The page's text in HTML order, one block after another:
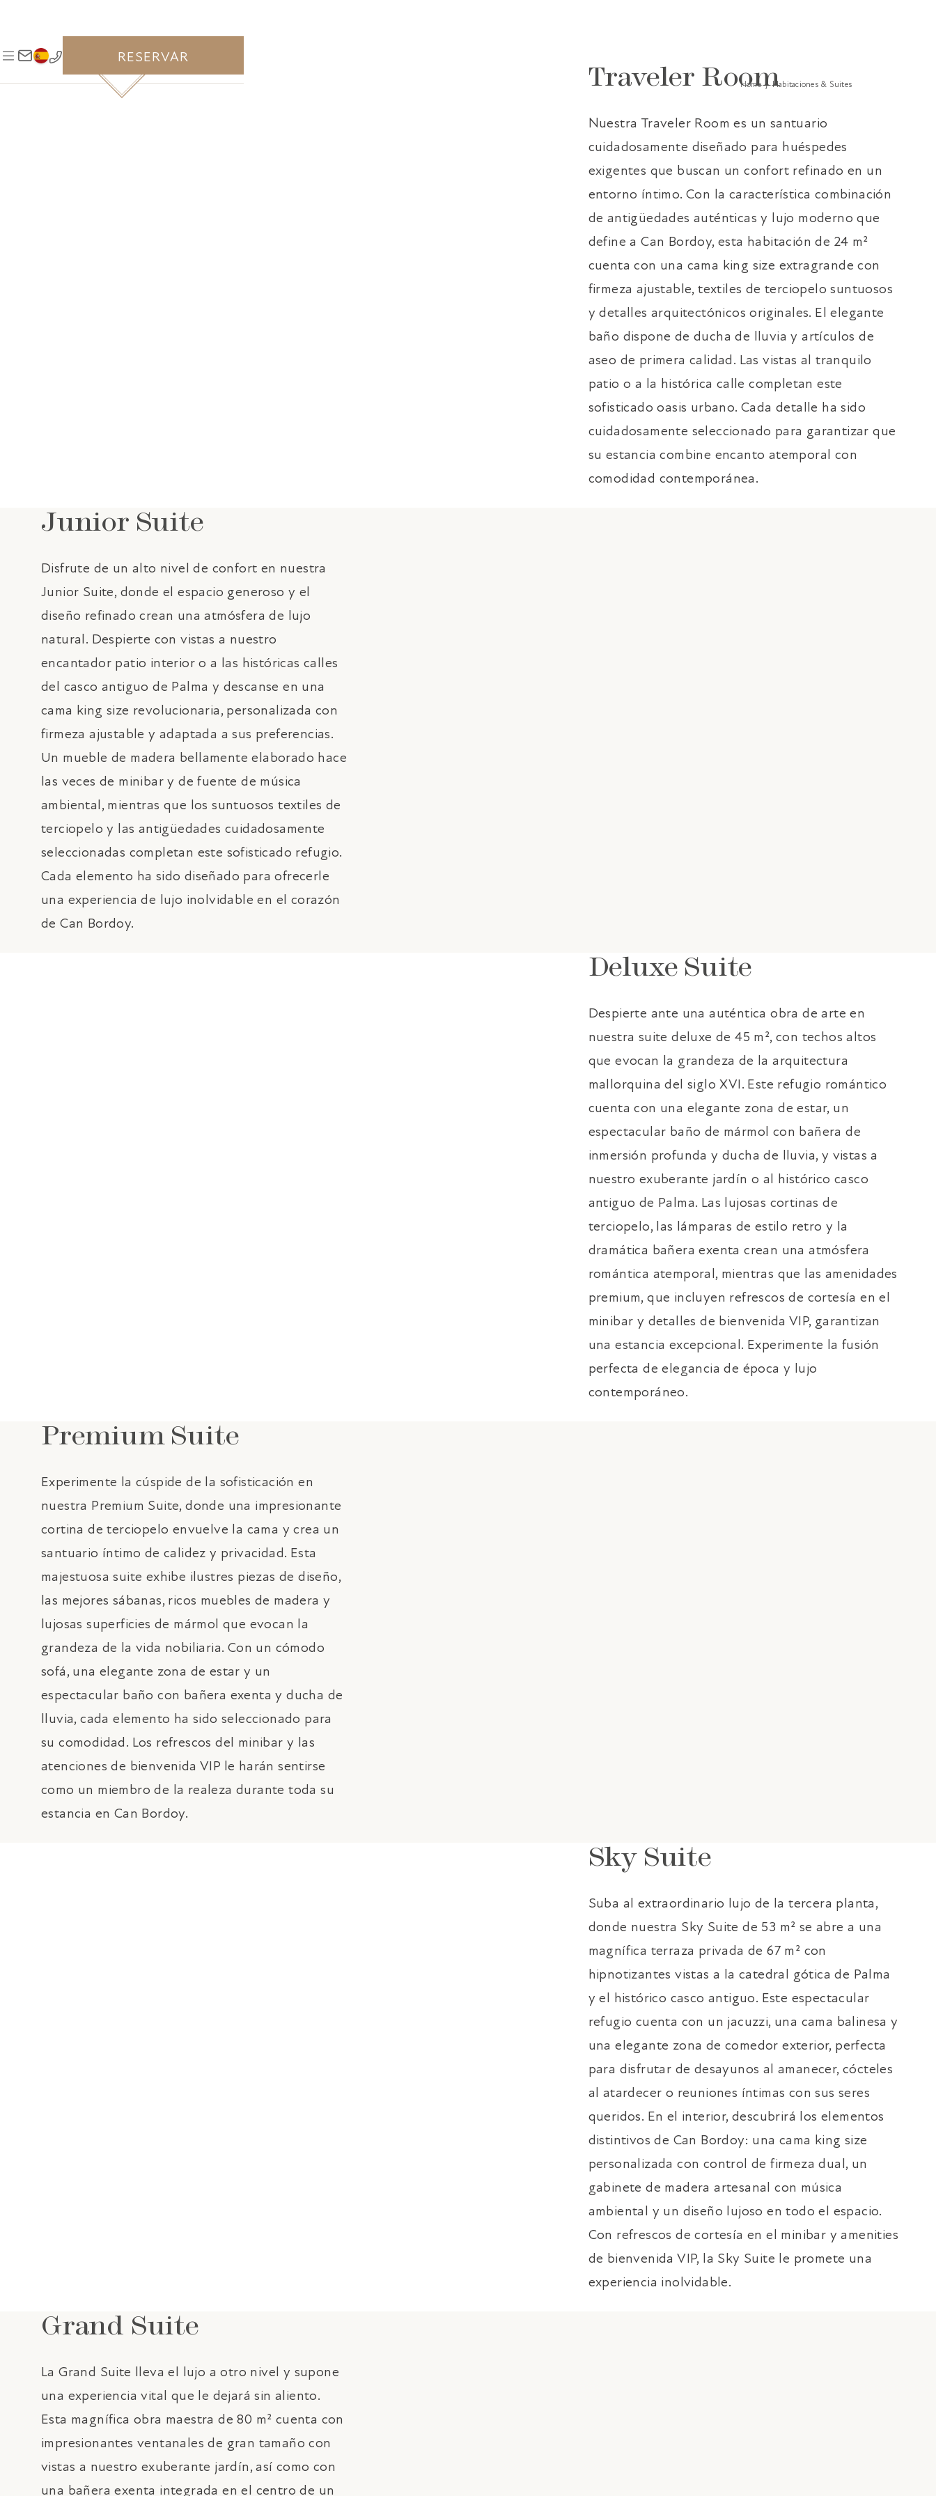
RESERVAR
Home Habitaciones & Suites
ALOJAMIENTO GALARDONADO EN EL QUE LOS TESOROS ANTIGUOS AUTÉNTICOS SE ENCUENTRAN CON EL
Traveler Room
Nuestra Traveler Room es un santuario
cuidadosamente diseñado para huéspedes
exigentes que buscan un confort refinado en un
entorno íntimo. Con la característica combinación
de antigüedades auténticas y lujo moderno que
define a Can Bordoy, esta habitación de 24 m²
cuenta con una cama king size extragrande con
firmeza ajustable, textiles de terciopelo suntuosos
y detalles arquitectónicos originales. El elegante
baño dispone de ducha de lluvia y artículos de
aseo de primera calidad. Las vistas al tranquilo
patio o a la histórica calle completan este
sofisticado oasis urbano. Cada detalle ha sido
cuidadosamente seleccionado para garantizar que
su estancia combine encanto atemporal con
comodidad contemporánea.
Junior Suite
Disfrute de un alto nivel de confort en nuestra
Junior Suite, donde el espacio generoso y el
diseño refinado crean una atmósfera de lujo
natural. Despierte con vistas a nuestro
encantador patio interior o a las históricas calles
del casco antiguo de Palma y descanse en una
cama king size revolucionaria, personalizada con
firmeza ajustable y adaptada a sus preferencias.
Un mueble de madera bellamente elaborado hace
las veces de minibar y de fuente de música
ambiental, mientras que los suntuosos textiles de
terciopelo y las antigüedades cuidadosamente
seleccionadas completan este sofisticado refugio.
Cada elemento ha sido diseñado para ofrecerle
una experiencia de lujo inolvidable en el corazón
de Can Bordoy.
Deluxe Suite
Despierte ante una auténtica obra de arte en
nuestra suite deluxe de 45 m², con techos altos
que evocan la grandeza de la arquitectura
mallorquina del siglo XVI. Este refugio romántico
cuenta con una elegante zona de estar, un
espectacular baño de mármol con bañera de
inmersión profunda y ducha de lluvia, y vistas a
nuestro exuberante jardín o al histórico casco
antiguo de Palma. Las lujosas cortinas de
terciopelo, las lámparas de estilo retro y la
dramática bañera exenta crean una atmósfera
romántica atemporal, mientras que las amenidades
premium, que incluyen refrescos de cortesía en el
minibar y detalles de bienvenida VIP, garantizan
una estancia excepcional. Experimente la fusión
perfecta de elegancia de época y lujo
contemporáneo.
Premium Suite
Experimente la cúspide de la sofisticación en
nuestra Premium Suite, donde una impresionante
cortina de terciopelo envuelve la cama y crea un
santuario íntimo de calidez y privacidad. Esta
majestuosa suite exhibe ilustres piezas de diseño,
las mejores sábanas, ricos muebles de madera y
lujosas superficies de mármol que evocan la
grandeza de la vida nobiliaria. Con un cómodo
sofá, una elegante zona de estar y un
espectacular baño con bañera exenta y ducha de
lluvia, cada elemento ha sido seleccionado para
su comodidad. Los refrescos del minibar y las
atenciones de bienvenida VIP le harán sentirse
como un miembro de la realeza durante toda su
estancia en Can Bordoy.
Sky Suite
Suba al extraordinario lujo de la tercera planta,
donde nuestra Sky Suite de 53 m² se abre a una
magnífica terraza privada de 67 m² con
hipnotizantes vistas a la catedral gótica de Palma
y el histórico casco antiguo. Este espectacular
refugio cuenta con un jacuzzi, una cama balinesa y
una elegante zona de comedor exterior, perfecta
para disfrutar de desayunos al amanecer, cócteles
al atardecer o reuniones íntimas con sus seres
queridos. En el interior, descubrirá los elementos
distintivos de Can Bordoy: una cama king size
personalizada con control de firmeza dual, un
gabinete de madera artesanal con música
ambiental y un diseño lujoso en todo el espacio.
Con refrescos de cortesía en el minibar y amenities
de bienvenida VIP, la Sky Suite le promete una
experiencia inolvidable.
Grand Suite
La Grand Suite lleva el lujo a otro nivel y supone
una experiencia vital que le dejará sin aliento.
Esta magnífica obra maestra de 80 m² cuenta con
impresionantes ventanales de gran tamaño con
vistas a nuestro exuberante jardín, así como con
una bañera exenta integrada en el centro de un